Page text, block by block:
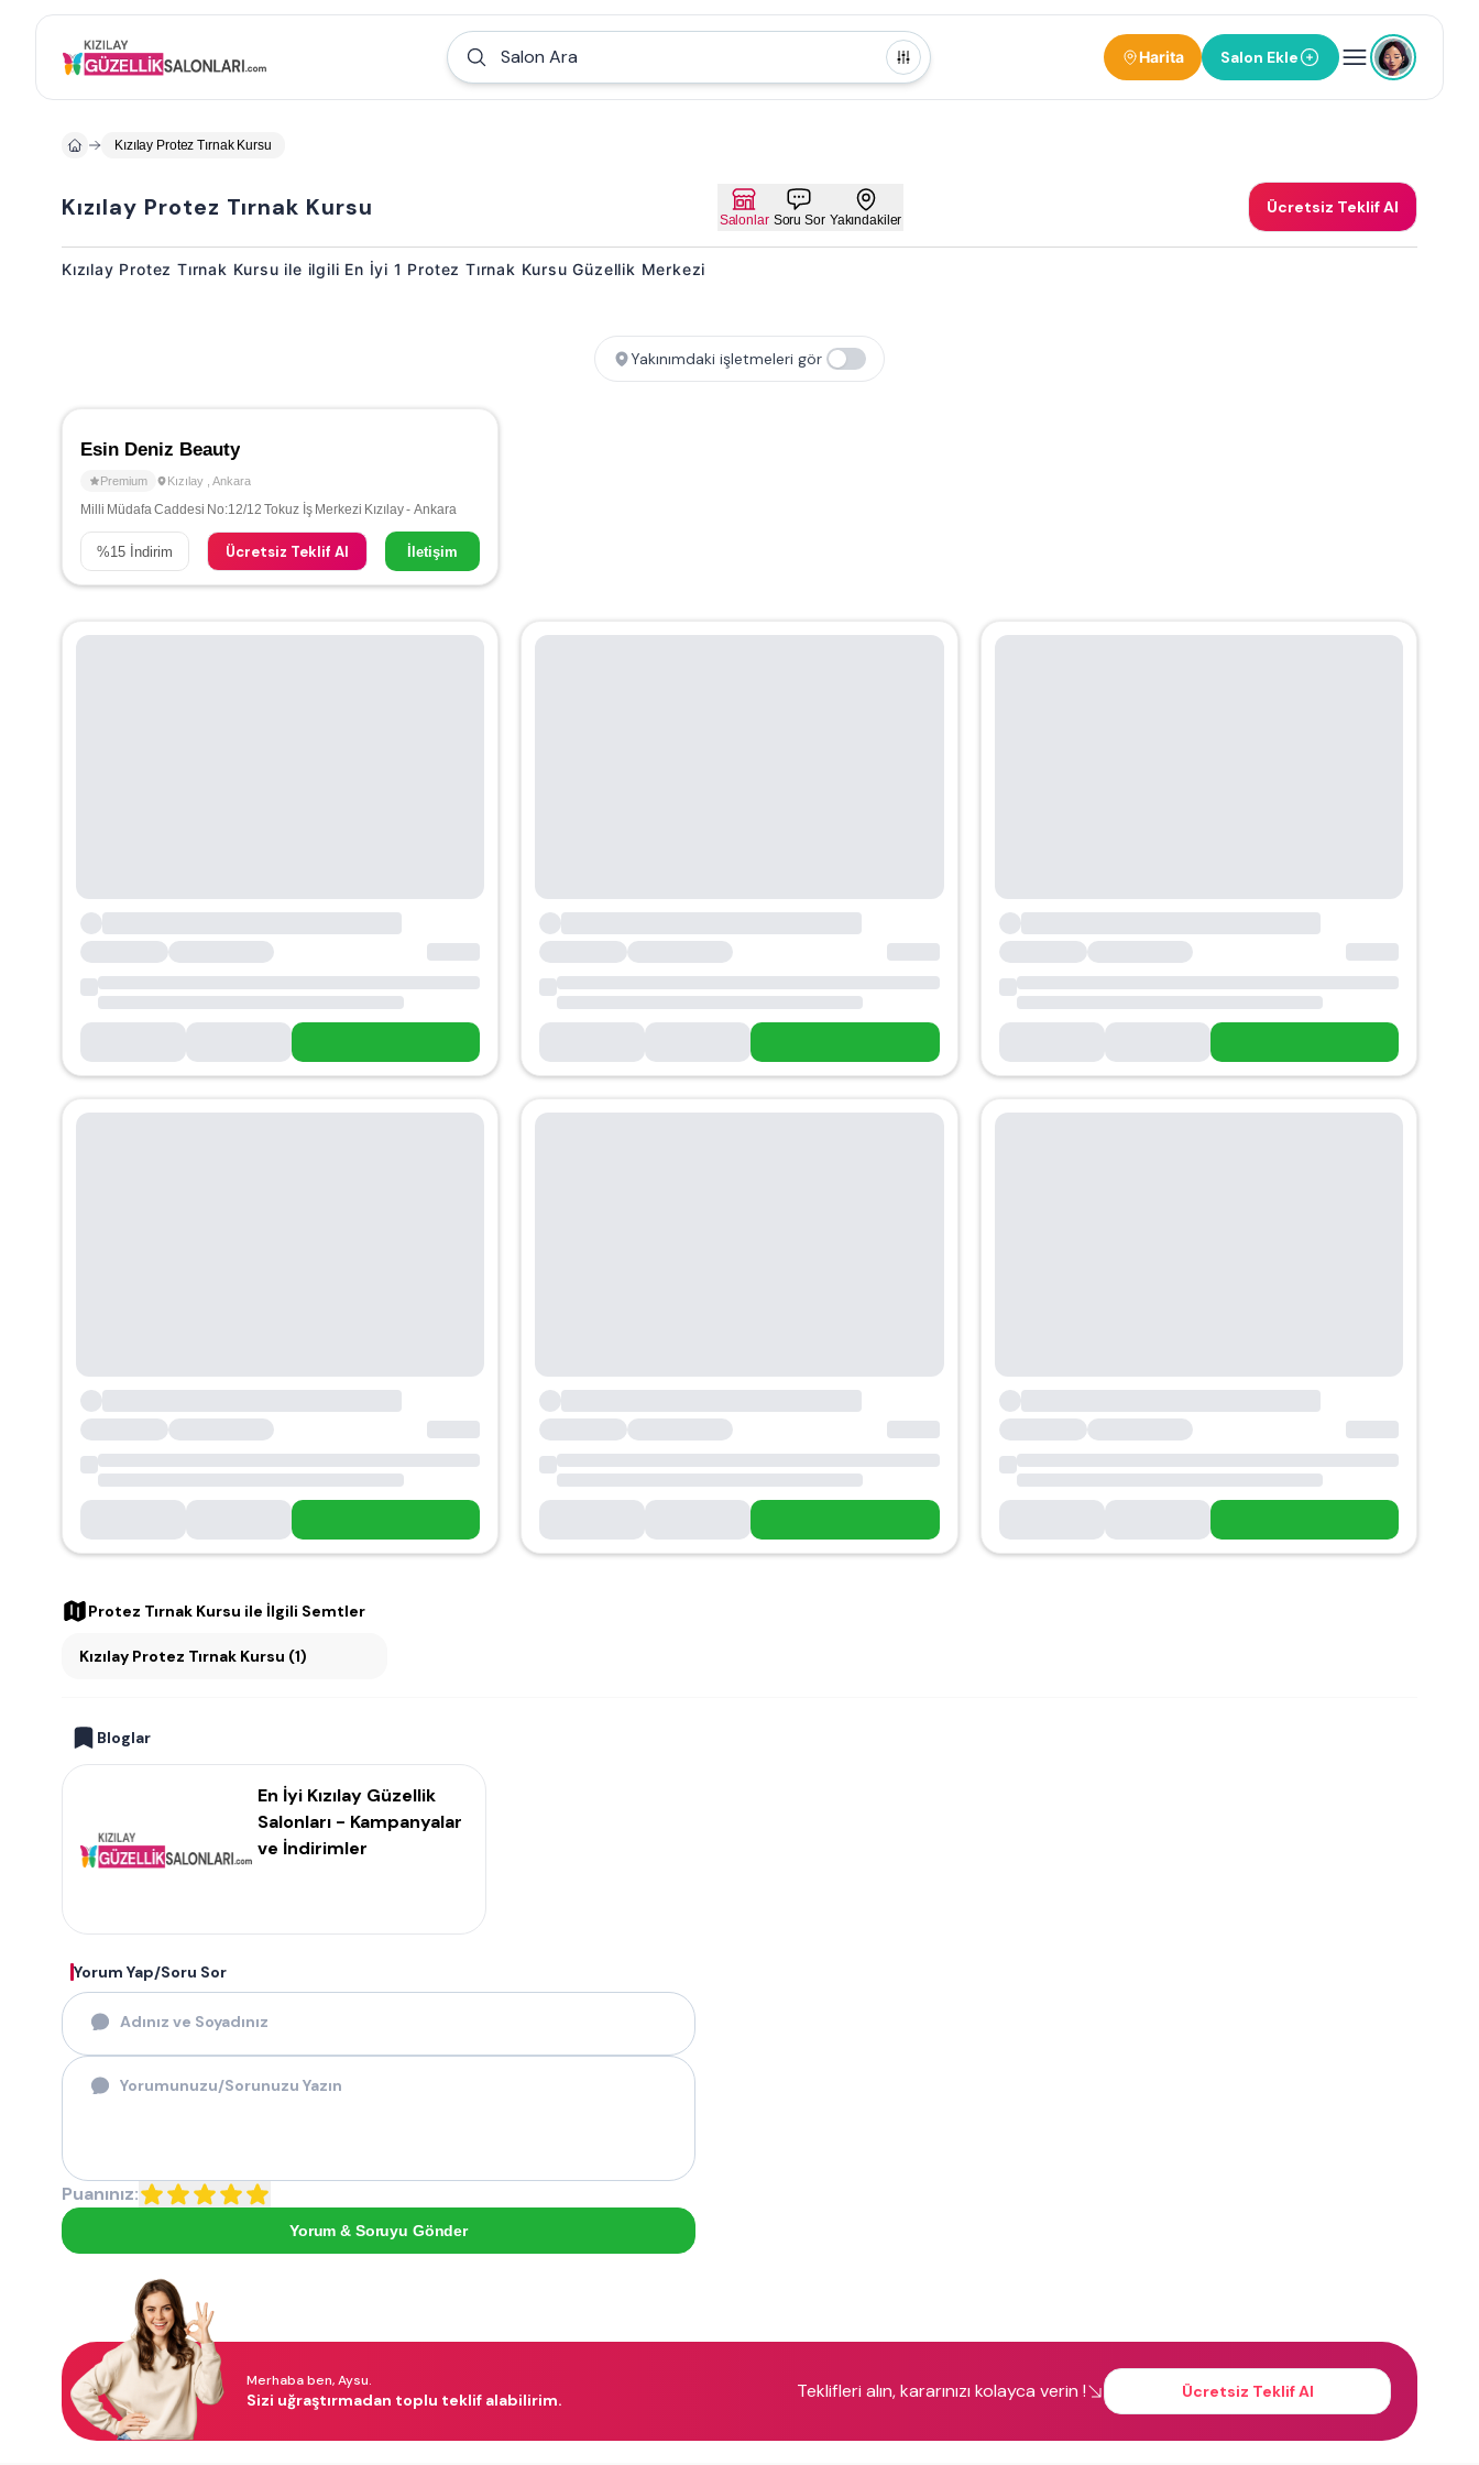
Salon Ara Harita Salon Ekle
Kızılay Protez Tırnak Kursu
Kızılay Protez Tırnak Kursu Salonlar Soru Sor Yakındakiler
Ücretsiz Teklif Al
Kızılay Protez Tırnak Kursu ile ilgili En İyi 1 Protez Tırnak Kursu Güzellik Merkezi
Yakınımdaki işletmeleri gör
Esin Deniz Beauty
Premium Kızılay Ankara
Milli Müdafa Caddesi No:12/12 Tokuz İş Merkezi Kızılay - Ankara
%15 İndirim Ücretsiz Teklif Al İletişim
Protez Tırnak Kursu ile İlgili Semtler
Kızılay Protez Tırnak Kursu (1)
Bloglar
En İyi Kızılay Güzellik
Salonları - Kampanyalar
ve İndirimler
Yorum Yap/Soru Sor
Puanınız:
Yorum & Soruyu Gönder
Merhaba ben, Aysu.
Sizi uğraştırmadan toplu teklif alabilirim. Teklifleri alın, kararınızı kolayca verin ! Ücretsiz Teklif Al